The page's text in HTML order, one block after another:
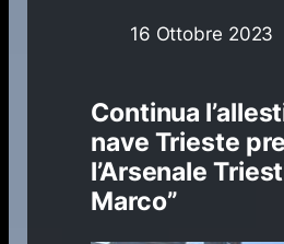
16 Ottobre 2023
Continua
nave Trieste
l’Arsenale
Marco”